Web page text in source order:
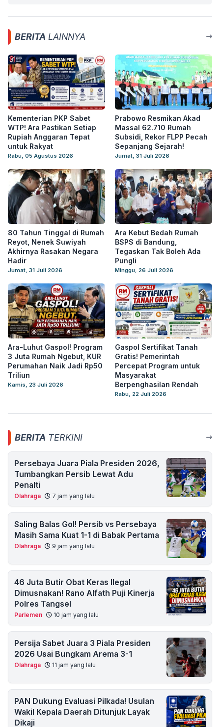
BERITA LAINNYA
Kementerian PKP Sabet
WTP! Ara Pastikan Setiap
Rupiah Anggaran Tepat
untuk Rakyat
Rabu, 05 Agustus 2026
Prabowo Resmikan Akad
Massal 62.710 Rumah
Subsidi, Rekor FLPP Pecah
Sepanjang Sejarah!
Jumat, 31 Juli 2026
80 Tahun Tinggal di Rumah
Reyot, Nenek Suwiyah
Akhirnya Rasakan Negara
Hadir
Jumat, 31 Juli 2026
Ara Kebut Bedah Rumah
BSPS di Bandung,
Tegaskan Tak Boleh Ada
Pungli
Minggu, 26 Juli 2026
Ara-Luhut Gaspol! Program
3 Juta Rumah Ngebut, KUR
Perumahan Naik Jadi Rp50
Triliun
Kamis, 23 Juli 2026
Gaspol Sertifikat Tanah
Gratis! Pemerintah
Percepat Program untuk
Masyarakat
Berpenghasilan Rendah
Rabu, 22 Juli 2026
BERITA TERKINI
Persebaya Juara Piala Presiden 2026,
Tumbangkan Persib Lewat Adu
Penalti
Olahraga 7 jam yang lalu
Saling Balas Gol! Persib vs Persebaya
Masih Sama Kuat 1-1 di Babak Pertama
Olahraga 9 jam yang lalu
46 Juta Butir Obat Keras Ilegal
Dimusnakan! Rano Alfath Puji Kinerja
Polres Tangsel
Parlemen 10 jam yang lalu
Persija Sabet Juara 3 Piala Presiden
2026 Usai Bungkam Arema 3-1
Olahraga 11 jam yang lalu
PAN Dukung Evaluasi Pilkada! Usulan
Wakil Kepala Daerah Ditunjuk Layak
Dikaji